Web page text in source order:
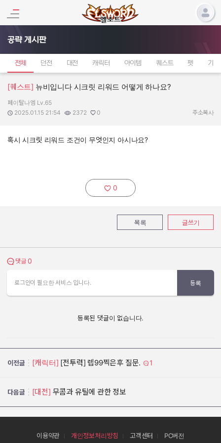
공략 게시판
전체 던전 대전 캐릭터 아이템 퀘스트 펫 기타
[퀘스트] 뉴비입니다 시크릿 리워드 어떻게 하나요?
작성자:
페이탈나엠 Lv.65
작성일:
2025.01.15 21:54
조회수:
2372
추천수:
0 주소복사
혹시 시크릿 리워드 조건이 무엇인지 아시나요?
추천하기:
0
목록 글쓰기
댓글 보기
댓글 0
로그인이 필요한 서비스 입니다. 등록
등록된 댓글이 없습니다.
이전글 [캐릭터] [전투력] 렙99찍은후 질문. 1
다음글 [대전] 무콤과 유틸에 관한 정보
이용약관 개인정보처리방침 고객센터 PC버전